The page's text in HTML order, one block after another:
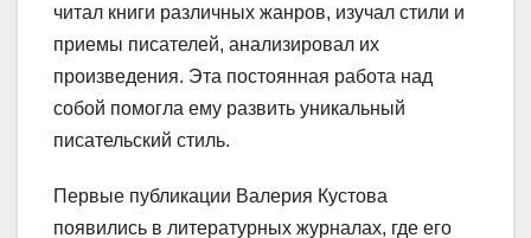
читал книги различных жанров, изучал стили и
приемы писателей, анализировал их
произведения. Эта постоянная работа над
собой помогла ему развить уникальный
писательский стиль.
Первые публикации Валерия Кустова
появились в литературных журналах, где его